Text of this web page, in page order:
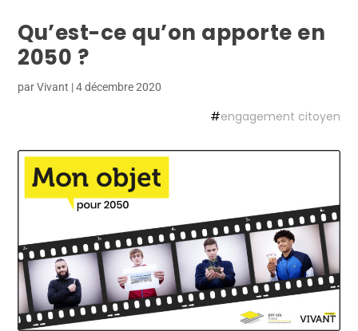
Qu’est-ce qu’on apporte en
2050 ?
parVivant |4 décembre 2020
#engagement citoyen